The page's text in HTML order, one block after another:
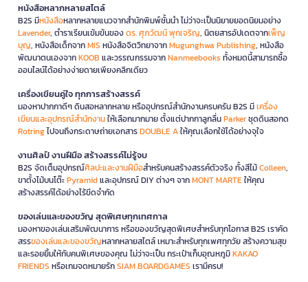
หนังสือหลากหลายสไตล์
B2S มีหนังสือหลากหลายแนวจากสำนักพิมพ์ชั้นนำ ไม่ว่าจะเป็นนิยายยอดนิยมอย่าง
Lavender, ตำราเรียนเข้มข้นของดร. ศุภวัฒน์ พุกเจริญ, นิตยสารอัปเดตจากเพ็ญ
บุญ, หนังสือเด็กจากMIS หนังสือจิตวิทยาจากMugunghwa Publishing, หนังสือ
พัฒนาตนเองจากKOOB และวรรณกรรมจากNanmeebooks ทั้งหมดนี้สามารถซื้อ
ออนไลน์ได้อย่างง่ายดายเพียงคลิกเดียว
เครื่องเขียนคู่ใจ ทุกการสร้างสรรค์
มองหาปากกาดีๆ ดินสอหลากหลาย หรืออุปกรณ์สำนักงานครบครัน B2S มีเครื่อง
เขียนและอุปกรณ์สำนักงานให้เลือกมากมาย ตั้งแต่ปากกาลูกลื่นParkerชุดดินสอกด
Rotringไปจนถึงกระดาษถ่ายเอกสารDOUBLE Aให้คุณเลือกใช้ได้อย่างจุใจ
งานศิลป์ งานฝีมือ สร้างสรรค์ไม่รู้จบ
B2S จัดเต็มอุปกรณ์ศิลปะและงานฝีมือสำหรับคนสร้างสรรค์ตัวจริง ทั้งสีไม้Colleen,
ขาตั้งไม้บนโต๊ะPyramidและอุปกรณ์ DIY ต่างๆ จากMONT MARTEให้คุณ
สร้างสรรค์ได้อย่างไร้ขีดจำกัด
ของเล่นและของขวัญ สุดพิเศษทุกเทศกาล
มองหาของเล่นเสริมพัฒนาการ หรือของขวัญสุดพิเศษสำหรับทุกโอกาส B2S เราคัด
สรรของเล่นและของขวัญหลากหลายสไตล์ เหมาะสำหรับทุกเพศทุกวัย สร้างความสุข
และรอยยิ้มให้กับคนพิเศษของคุณ ไม่ว่าจะเป็น กระเป๋าเก็บอุณหภูมิKAKAO
FRIENDS หรือเกมจดหมายรักSIAM BOARDGAMES เรามีครบ!